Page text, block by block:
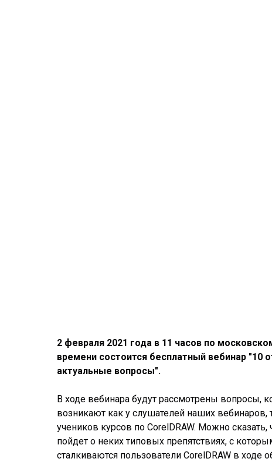
2 февраля 2021 года в 11 часов по
времени состоится бесплатный вебинар "10
актуальные вопросы".
В ходе вебинара будут рассмотрены вопросы,
возникают как у слушателей наших вебинаров,
учеников курсов по CorelDRAW. Можно сказать,
пойдет о неких типовых препятствиях, с
сталкиваются пользователи CorelDRAW в ходе